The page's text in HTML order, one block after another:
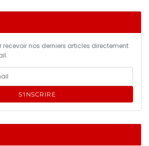
recevoir nos derniers articles directement
S'INSCRIRE